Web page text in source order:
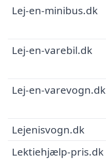
Lej-en-minibus.dk
Lej-en-varebil.dk
Lej-en-varevogn.dk
Lejenisvogn.dk
Lektiehjælp-pris.dk